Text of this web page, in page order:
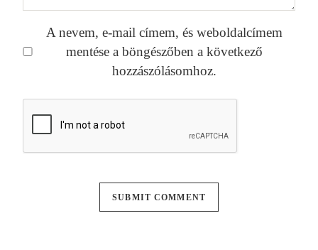
A nevem, e-mail címem, és weboldalcímem
mentése a böngészőben a következő
hozzászólásomhoz.